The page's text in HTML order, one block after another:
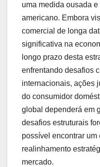
uma medida ousada
americano. Embora
comercial de longa
significativa na
longo prazo desta
enfrentando desafios
internacionais, ações
do consumidor
global dependerá em
desafios estruturais
possível encontrar
realinhamento
mercado.